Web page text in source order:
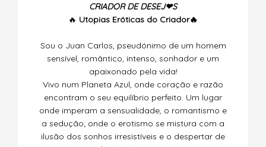
CRIADOR DE DESEJ❤S
🔥 Utopias Eróticas do Criador🔥
Sou o Juan Carlos, pseudónimo de um homem
sensível, romântico, intenso, sonhador e um
apaixonado pela vida!
Vivo num Planeta Azul, onde coração e razão
encontram o seu equilíbrio perfeito. Um lugar
onde imperam a sensualidade, o romantismo e
a sedução; onde o erotismo se mistura com a
ilusão dos sonhos irresistíveis e o despertar de